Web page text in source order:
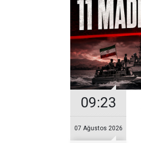
09:23
07 Ağustos 2026